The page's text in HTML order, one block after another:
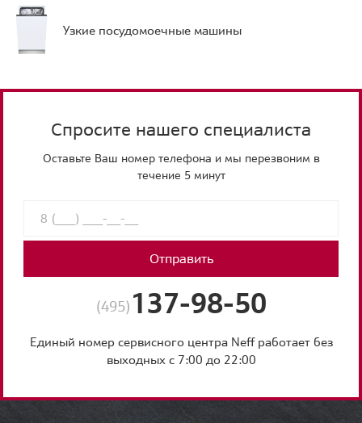
Узкие посудомоечные машины
Спросите нашего специалиста
Оставьте Ваш номер телефона и мы перезвоним в
течение 5 минут
Отправить
(495) 137-98-50
Единый номер сервисного центра Neff работает без
выходных с 7:00 до 22:00